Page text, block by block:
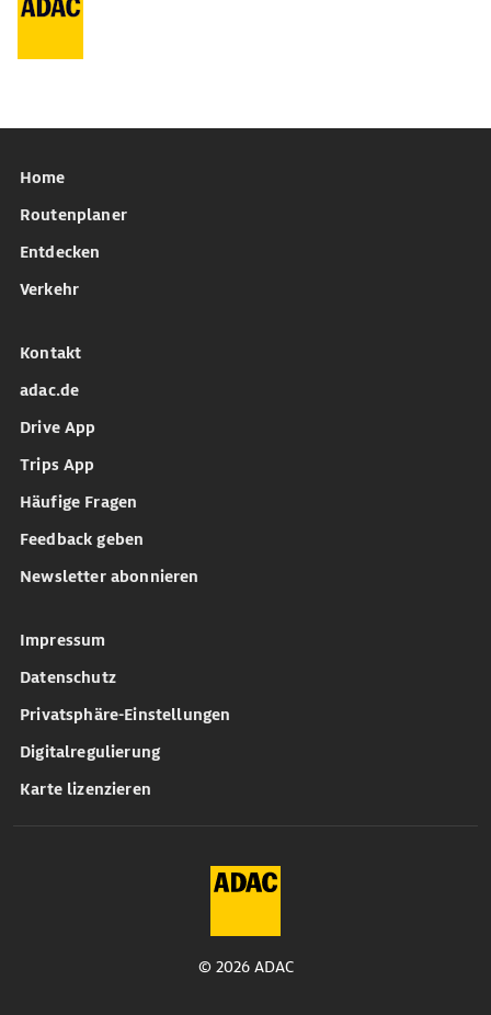
Home
Routenplaner
Entdecken
Verkehr
Kontakt
adac.de
Drive App
Trips App
Häufige Fragen
Feedback geben
Newsletter abonnieren
Impressum
Datenschutz
Privatsphäre-Einstellungen
Digitalregulierung
Karte lizenzieren
© 2026 ADAC